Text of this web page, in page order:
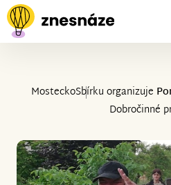
MosteckoSbírku organizuje
Dobročinné